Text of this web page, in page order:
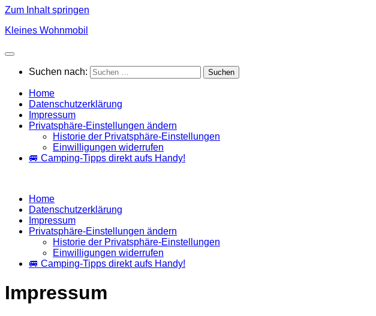
Zum Inhalt springen
Kleines Wohnmobil
Suchen nach:
Home
Datenschutzerklärung
Impressum
Privatsphäre-Einstellungen ändern
Historie der Privatsphäre-Einstellungen
Einwilligungen widerrufen
🚐 Camping-Tipps direkt aufs Handy!
Home
Datenschutzerklärung
Impressum
Privatsphäre-Einstellungen ändern
Historie der Privatsphäre-Einstellungen
Einwilligungen widerrufen
🚐 Camping-Tipps direkt aufs Handy!
Impressum